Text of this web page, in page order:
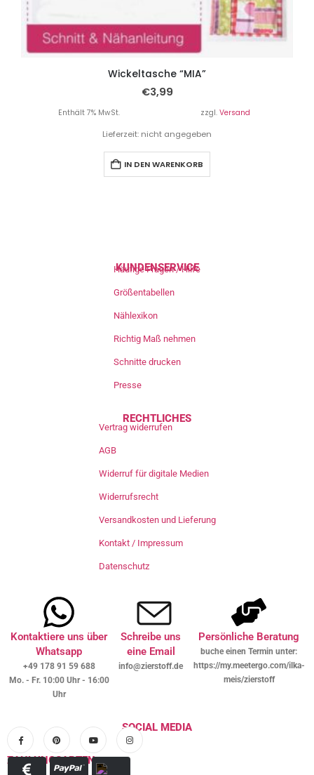
Wickeltasche “MIA”
€3,99
Enthält 7% MwSt. zzgl. Versand
Lieferzeit: nicht angegeben
IN DEN WARENKORB
KUNDENSERVICE
Häufige Fragen / Hilfe
Größentabellen
Nählexikon
Richtig Maß nehmen
Schnitte drucken
Presse
RECHTLICHES
Vertrag widerrufen
AGB
Widerruf für digitale Medien
Widerrufsrecht
Versandkosten und Lieferung
Kontakt / Impressum
Datenschutz
Kontaktiere uns über
Whatsapp
+49 178 91 59 688
Mo. - Fr. 10:00 Uhr - 16:00
Uhr
Schreibe uns
eine Email
info@zierstoff.de
Persönliche Beratung
buche einen Termin unter:
https://my.meetergo.com/ilka-
meis/zierstoff
SOCIAL MEDIA
ZAHLUNGSARTEN